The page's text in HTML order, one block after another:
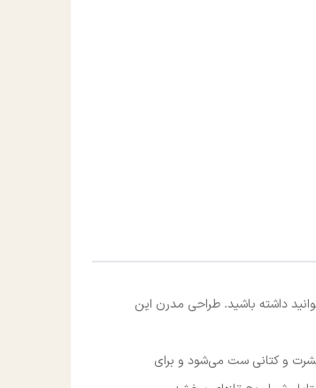
داشته باشید. طراحی مدرن این
و کتانی ست می‌شود و برای